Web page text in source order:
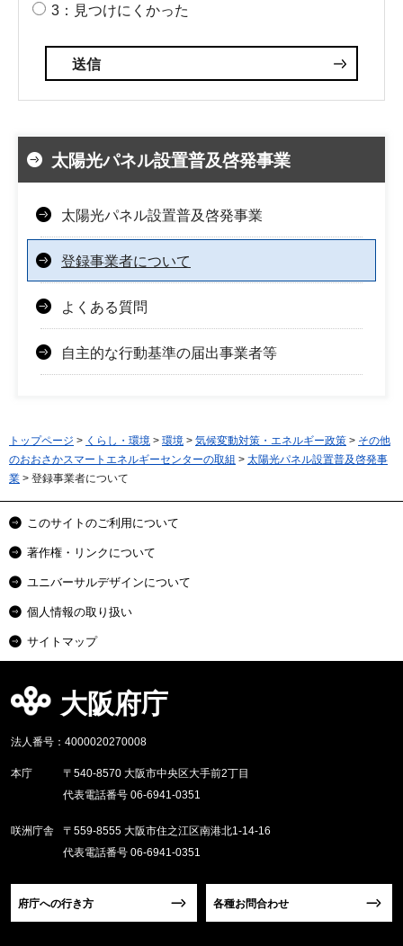
3：見つけにくかった
太陽光パネル設置普及啓発事業
太陽光パネル設置普及啓発事業
登録事業者について
よくある質問
自主的な行動基準の届出事業者等
トップページ > くらし・環境 > 環境 > 気候変動対策・エネルギー政策 > その他
のおおさかスマートエネルギーセンターの取組 > 太陽光パネル設置普及啓発事
業 > 登録事業者について
このサイトのご利用について
著作権・リンクについて
ユニバーサルデザインについて
個人情報の取り扱い
サイトマップ
大阪府庁
法人番号：4000020270008
本庁
〒540-8570 大阪市中央区大手前2丁目
代表電話番号 06-6941-0351
咲洲庁舎
〒559-8555 大阪市住之江区南港北1-14-16
代表電話番号 06-6941-0351
府庁への行き方 各種お問合わせ